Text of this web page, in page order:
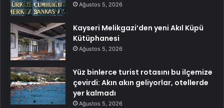
Ağustos 5, 2026
Kayseri Melikgazi’den yeni Akıl Küpü
Kütüphanesi
Ağustos 5, 2026
Yüz binlerce turist rotasını bu ilçemize
çevirdi: Akın akın geliyorlar, otellerde
yer kalmadı
Ağustos 5, 2026